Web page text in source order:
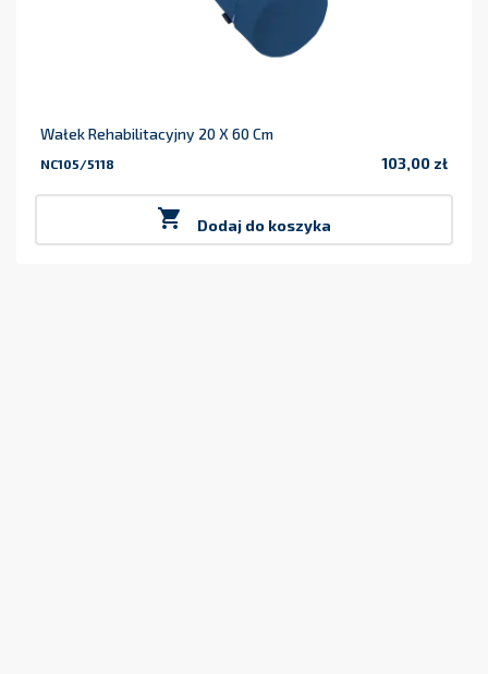
Wałek Rehabilitacyjny 20 X 60 Cm
NC105/5118 103,00 zł
 Dodaj do koszyka